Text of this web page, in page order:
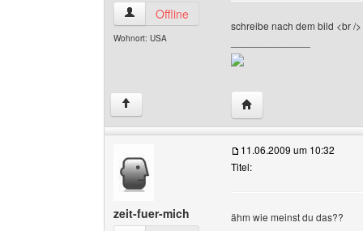
wdys Benutzer-Profile anzeigen
Offline
Wohnort: USA
schreibe nach dem bild <br /
↑ Website dieses
zeit-fuer-mich
11.06.2009 um 10:32
Titel:
ähm wie meinst du das??